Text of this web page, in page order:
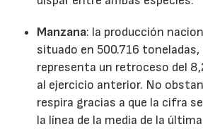
Manzana: la producción
situado en 500.716 toneladas,
representa un retroceso del
al ejercicio anterior. No
respira gracias a que la cifra
la línea de la media de la